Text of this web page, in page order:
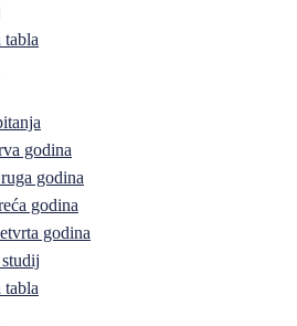
tabla
godina
godina
godina
godina
tabla